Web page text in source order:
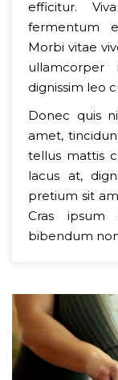
efficitur.
fermentum
Morbi vitae
dignissim leo
Donec quis
amet,
tellus mattis
lacus at,
pretium sit
Cras
bibendum